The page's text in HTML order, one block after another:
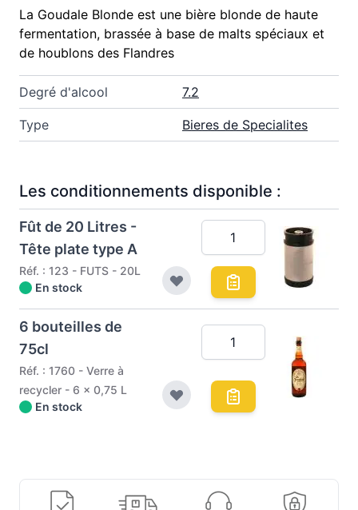
La Goudale Blonde est une bière blonde de haute
fermentation, brassée à base de malts spéciaux et
de houblons des Flandres
Degré d'alcool 7.2
Type Bieres de Specialites
Les conditionnements disponible :
Fût de 20 Litres -
Tête plate type A
Réf. : 123 - FUTS - 20L
En stock
6 bouteilles de
75cl
Réf. : 1760 - Verre à
recycler - 6 x 0,75 L
En stock